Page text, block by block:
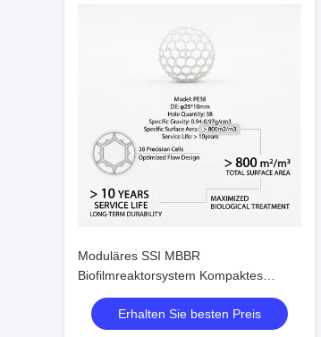
Moduläres SSI MBBR
Biofilmreaktorsystem Kompaktes
Design Schnelle Kolonisierung für
Industrieabwasser in Südostasien
Erhalten Sie besten Preis